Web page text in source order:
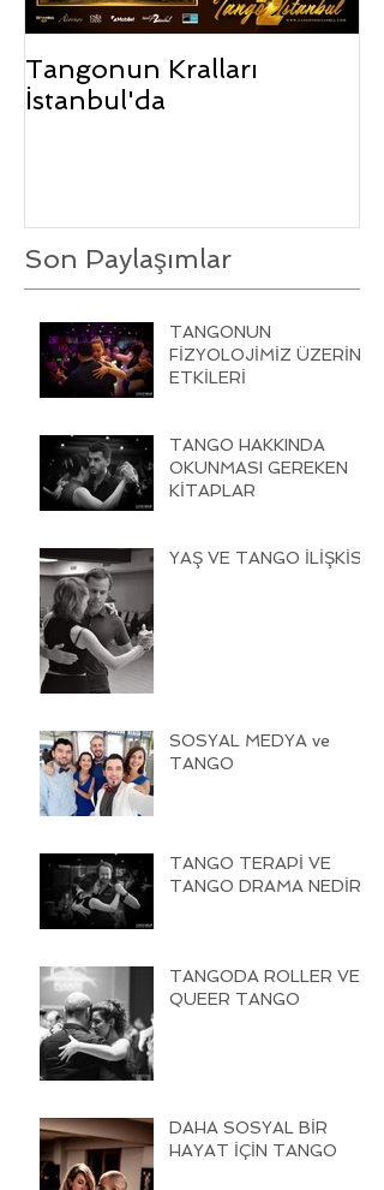
Tangonun Kralları
İstanbul'da
Son Paylaşımlar
TANGONUN
FİZYOLOJİMİZ ÜZERİNE
ETKİLERİ
TANGO HAKKINDA
OKUNMASI GEREKEN
KİTAPLAR
YAŞ VE TANGO İLİŞKİSİ
SOSYAL MEDYA ve
TANGO
TANGO TERAPİ VE
TANGO DRAMA NEDİR
TANGODA ROLLER VE
QUEER TANGO
DAHA SOSYAL BİR
HAYAT İÇİN TANGO